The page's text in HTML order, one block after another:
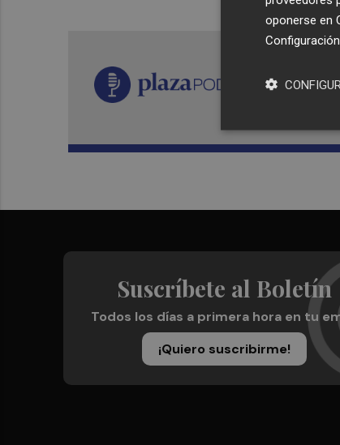
Suscríbete al Boletín
Todos los días a primera hora en tu
¡Quiero suscribirme!
oponerse en